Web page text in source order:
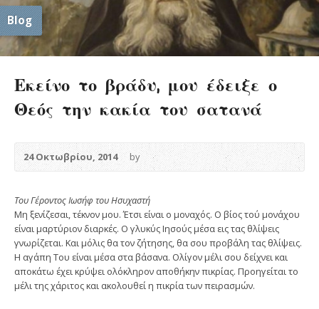
Blog
Εκείνο το βράδυ, μου έδειξε ο
Θεός την κακία του σατανά
24 Οκτωβρίου, 2014 by
Του Γέροντος Ιωσήφ του Ησυχαστή
Μη ξενίζεσαι, τέκνον μου. Έτσι είναι ο μοναχός. Ο βίος τού μονάχου
είναι μαρτύριον διαρκές. Ο γλυκύς Ιησούς μέσα εις τας θλίψεις
γνωρίζεται. Και μόλις θα τον ζήτησης, θα σου προβάλη τας θλίψεις.
Η αγάπη Του είναι μέσα στα βάσανα. Ολίγον μέλι σου δείχνει και
αποκάτω έχει κρύψει ολόκληρον αποθήκην πικρίας. Προηγείται το
μέλι της χάριτος και ακολουθεί η πικρία των πειρασμών.